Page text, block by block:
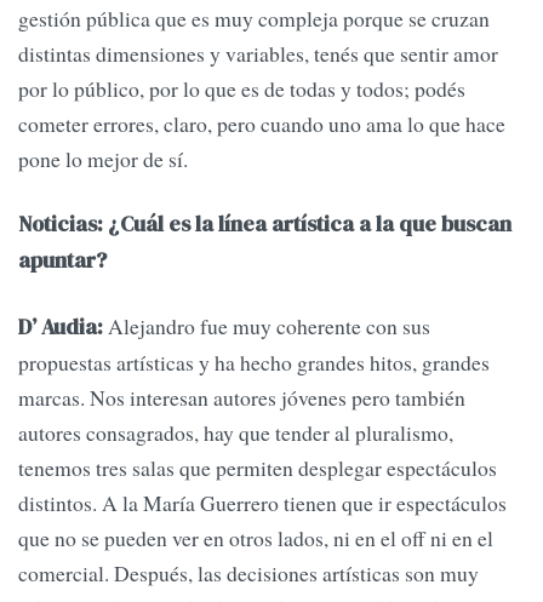
gestión pública que es muy compleja porque se cruzan
distintas dimensiones y variables, tenés que sentir amor
por lo público, por lo que es de todas y todos; podés
cometer errores, claro, pero cuando uno ama lo que hace
pone lo mejor de sí.
Noticias: ¿Cuál es la línea artística a la que buscan
apuntar?
D’ Audia:Alejandro fue muy coherente con sus
propuestas artísticas y ha hecho grandes hitos, grandes
marcas. Nos interesan autores jóvenes pero también
autores consagrados, hay que tender al pluralismo,
tenemos tres salas que permiten desplegar espectáculos
distintos. A la María Guerrero tienen que ir espectáculos
que no se pueden ver en otros lados, ni en el off ni en el
comercial. Después, las decisiones artísticas son muy